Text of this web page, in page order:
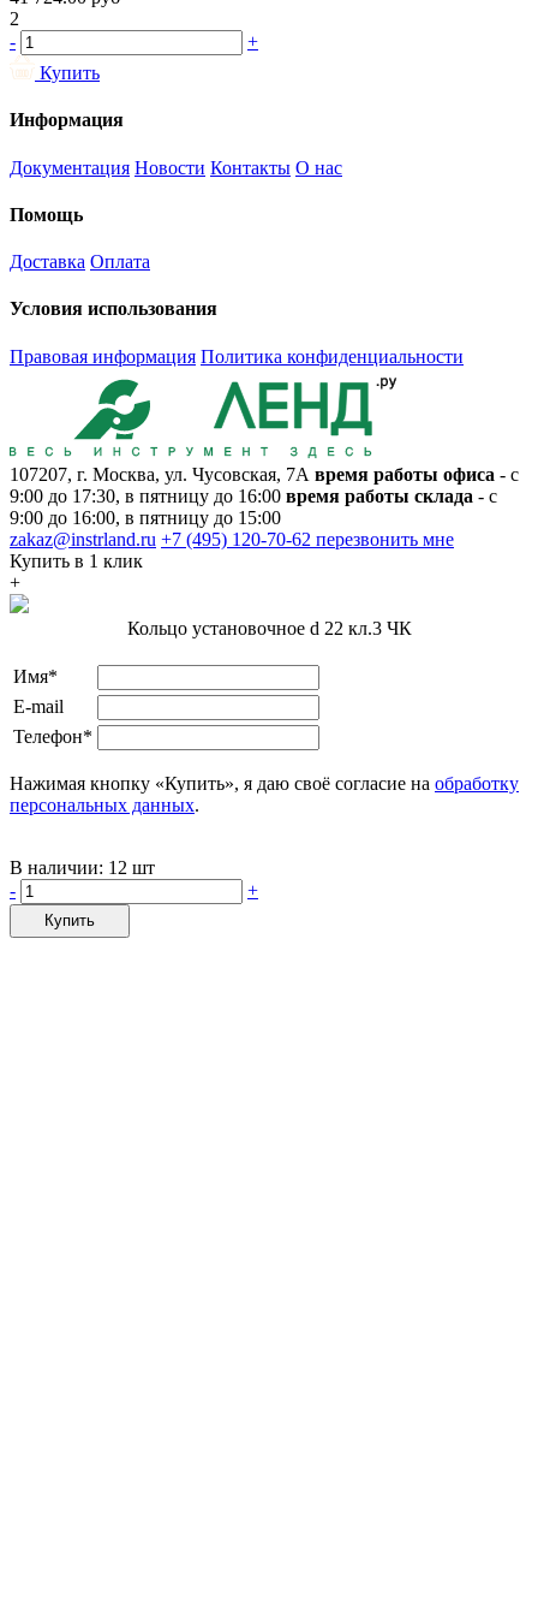
2
-
+
Купить
Информация
Документация Новости Контакты О нас
Помощь
Доставка Оплата
Условия использования
Правовая информация Политика конфиденциальности
107207, г. Москва, ул. Чусовская, 7А время работы офиса - с
9:00 до 17:30, в пятницу до 16:00 время работы склада - с
9:00 до 16:00, в пятницу до 15:00
zakaz@instrland.ru +7 (495) 120-70-62 перезвонить мне
Купить в 1 клик
+
Кольцо установочное d 22 кл.3 ЧК
Имя*
E-mail
Телефон*
Нажимая кнопку «Купить», я даю своё согласие на обработку
персональных данных.
В наличии: 12 шт
-
+
Купить